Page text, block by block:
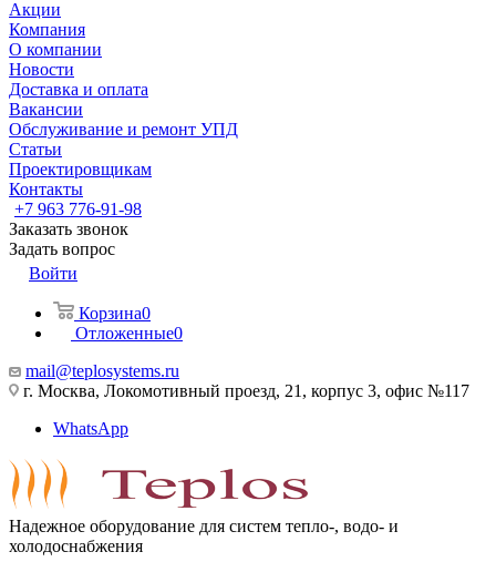
Акции
Компания
О компании
Новости
Доставка и оплата
Вакансии
Обслуживание и ремонт УПД
Статьи
Проектировщикам
Контакты
+7 963 776-91-98
Заказать звонок
Задать вопрос
Войти
Корзина0
Отложенные0
mail@teplosystems.ru
г. Москва, Локомотивный проезд, 21, корпус 3, офис №117
WhatsApp
Надежное оборудование для систем тепло-, водо- и
холодоснабжения